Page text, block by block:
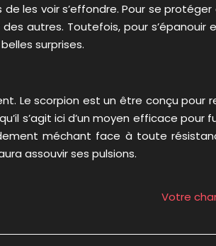
les voir s’effondre. Pour se
autres. Toutefois, pour s’épanouir
surprises.
Le scorpion est un être conçu pour
s’agit ici d’un moyen efficace pour
méchant face à toute
assouvir ses pulsions.
Votre